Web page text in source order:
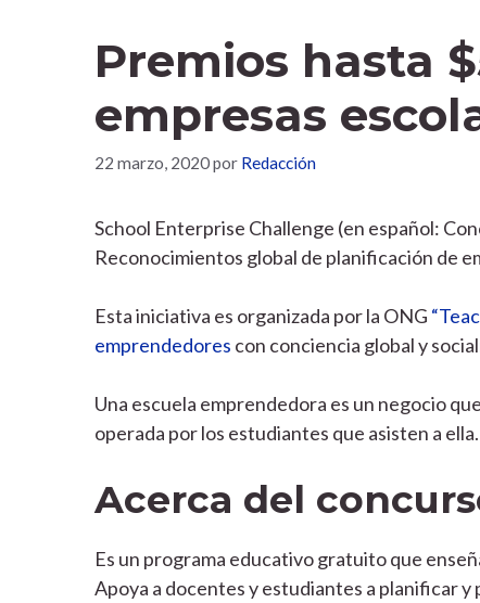
Premios hasta
empresas
22 marzo, 2020por Redacción
School Enterprise Challenge (en español:
Reconocimientos global de planificación de
Esta iniciativa es organizada por la ONG
emprendedores con conciencia global y
Una escuela emprendedora es un negocio
operada por los estudiantes que asisten a ella.
Acerca del
Es un programa educativo gratuito que
Apoya a docentes y estudiantes a planificar y